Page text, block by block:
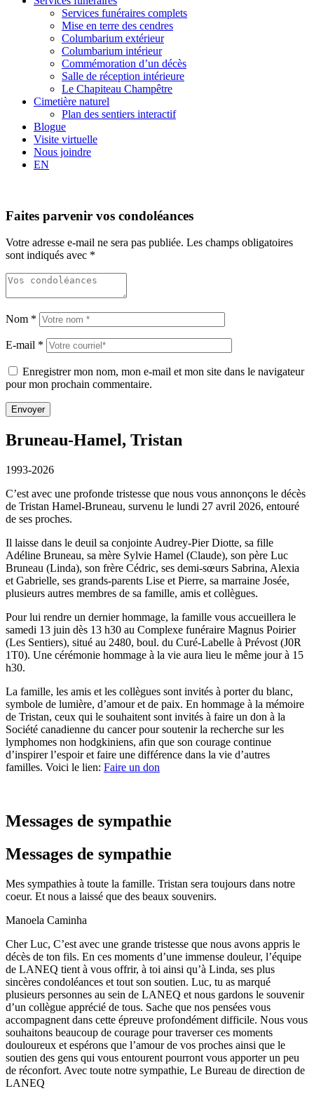
Services funéraires complets
Mise en terre des cendres
Columbarium extérieur
Columbarium intérieur
Commémoration d’un décès
Salle de réception intérieure
Le Chapiteau Champêtre
Cimetière naturel
Plan des sentiers interactif
Blogue
Visite virtuelle
Nous joindre
EN
Faites parvenir vos condoléances
Votre adresse e-mail ne sera pas publiée. Les champs obligatoires
sont indiqués avec *
Nom *
E-mail *
Enregistrer mon nom, mon e-mail et mon site dans le navigateur
pour mon prochain commentaire.
Bruneau-Hamel, Tristan
1993-2026
C’est avec une profonde tristesse que nous vous annonçons le décès
de Tristan Hamel-Bruneau, survenu le lundi 27 avril 2026, entouré
de ses proches.
Il laisse dans le deuil sa conjointe Audrey-Pier Diotte, sa fille
Adéline Bruneau, sa mère Sylvie Hamel (Claude), son père Luc
Bruneau (Linda), son frère Cédric, ses demi-sœurs Sabrina, Alexia
et Gabrielle, ses grands-parents Lise et Pierre, sa marraine Josée,
plusieurs autres membres de sa famille, amis et collègues.
Pour lui rendre un dernier hommage, la famille vous accueillera le
samedi 13 juin dès 13 h30 au Complexe funéraire Magnus Poirier
(Les Sentiers), situé au 2480, boul. du Curé-Labelle à Prévost (J0R
1T0). Une cérémonie hommage à la vie aura lieu le même jour à 15
h30.
La famille, les amis et les collègues sont invités à porter du blanc,
symbole de lumière, d’amour et de paix. En hommage à la mémoire
de Tristan, ceux qui le souhaitent sont invités à faire un don à la
Société canadienne du cancer pour soutenir la recherche sur les
lymphomes non hodgkiniens, afin que son courage continue
d’inspirer l’espoir et faire une différence dans la vie d’autres
familles. Voici le lien: Faire un don
Messages de sympathie
Messages de sympathie
Mes sympathies à toute la famille. Tristan sera toujours dans notre
coeur. Et nous a laissé que des beaux souvenirs.
Manoela Caminha
Cher Luc, C’est avec une grande tristesse que nous avons appris le
décès de ton fils. En ces moments d’une immense douleur, l’équipe
de LANEQ tient à vous offrir, à toi ainsi qu’à Linda, ses plus
sincères condoléances et tout son soutien. Luc, tu as marqué
plusieurs personnes au sein de LANEQ et nous gardons le souvenir
d’un collègue apprécié de tous. Sache que nos pensées vous
accompagnent dans cette épreuve profondément difficile. Nous vous
souhaitons beaucoup de courage pour traverser ces moments
douloureux et espérons que l’amour de vos proches ainsi que le
soutien des gens qui vous entourent pourront vous apporter un peu
de réconfort. Avec toute notre sympathie, Le Bureau de direction de
LANEQ